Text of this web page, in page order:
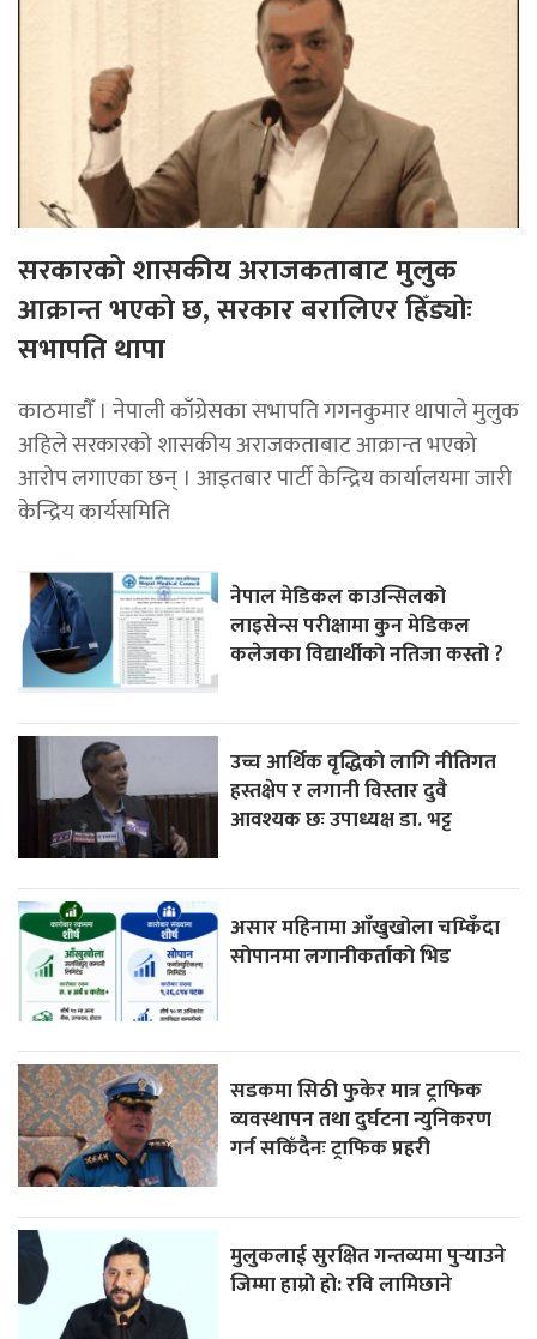
सरकारको शासकीय अराजकताबाट मुलुक
आक्रान्त भएको छ, सरकार बरालिएर हिँड्याेः
सभापति थापा
काठमाडाैँ । नेपाली काँग्रेसका सभापति गगनकुमार थापाले मुलुक
अहिले सरकारको शासकीय अराजकताबाट आक्रान्त भएको
आरोप लगाएका छन् । आइतबार पार्टी केन्द्रिय कार्यालयमा जारी
केन्द्रिय कार्यसमिति
नेपाल मेडिकल काउन्सिलको
लाइसेन्स परीक्षामा कुन मेडिकल
कलेजका विद्यार्थीको नतिजा कस्तो ?
उच्च आर्थिक वृद्धिको लागि नीतिगत
हस्तक्षेप र लगानी विस्तार दुवै
आवश्यक छः उपाध्यक्ष डा. भट्ट
असार महिनामा आँखुखोला चम्किँदा
सोपानमा लगानीकर्ताको भिड
सडकमा सिठी फुकेर मात्र ट्राफिक
व्यवस्थापन तथा दुर्घटना न्युनिकरण
गर्न सकिँदैनः ट्राफिक प्रहरी
मुलुकलाई सुरक्षित गन्तव्यमा पुर्‍याउने
जिम्मा हाम्रो हो: रवि लामिछाने